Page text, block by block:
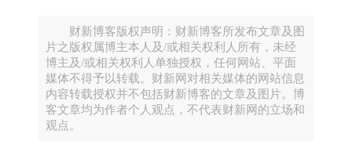
暴食》，发表于11月24日，援引1990年代末互联网狂
热与当下人工智能热潮的相似性，指出政策制定者在
忽视泡沫。
他毫不客气地作了一个类比：上个时代的“镐头与铲
子”（pick-and-shovel）代表是思科，而今天的对应物
财新博客版权声明：财新博客所发布文章及图
片之版权属博主本人及/或相关权利人所有，未经
博主及/或相关权利人单独授权，任何网站、平面
媒体不得予以转载。财新网对相关媒体的网站信息
内容转载授权并不包括财新博客的文章及图片。博
客文章均为作者个人观点，不代表财新网的立场和
观点。